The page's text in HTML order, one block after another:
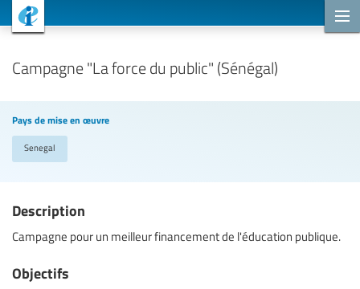
Campagne "La force du public" (Sénégal)
Pays de mise en œuvre
Senegal
Description
Campagne pour un meilleur financement de l'éducation publique.
Objectifs